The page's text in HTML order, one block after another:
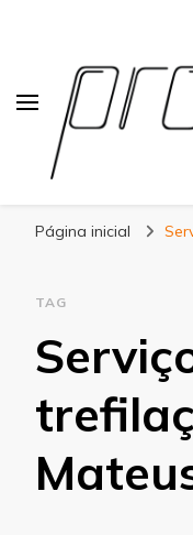
Página inicial
TAG